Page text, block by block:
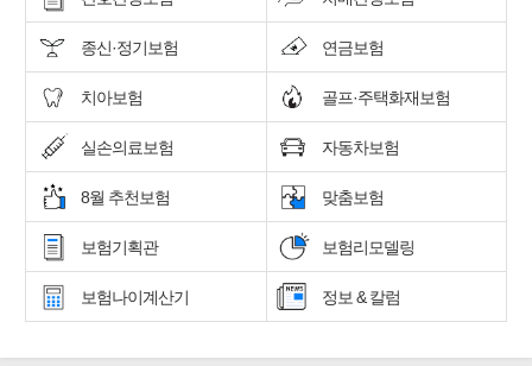
종신·정기보험 연금보험
치아보험 골프·주택화재보험
실손의료보험 자동차보험
8월 추천보험 맞춤보험
보험기획관 보험리모델링
보험나이계산기 정보 & 칼럼